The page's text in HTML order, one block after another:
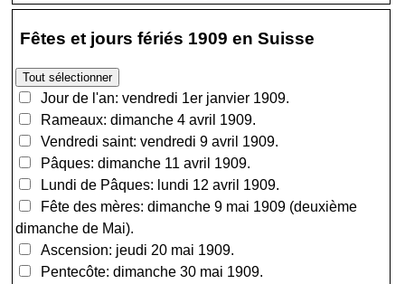
Fêtes et jours fériés 1909 en Suisse
Jour de l'an: vendredi 1er janvier 1909.
Rameaux: dimanche 4 avril 1909.
Vendredi saint: vendredi 9 avril 1909.
Pâques: dimanche 11 avril 1909.
Lundi de Pâques: lundi 12 avril 1909.
Fête des mères: dimanche 9 mai 1909 (deuxième
dimanche de Mai).
Ascension: jeudi 20 mai 1909.
Pentecôte: dimanche 30 mai 1909.